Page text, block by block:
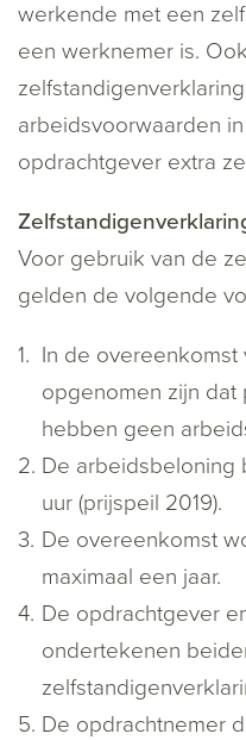
werkende met een
een werknemer is.
arbeidsvoorwaarden
opdrachtgever extra
Voor gebruik van de
gelden de volgende
In de overeenkomst
opgenomen zijn
hebben geen
De arbeidsbeloning
uur (prijspeil 2019).
De overeenkomst
maximaal een jaar.
De opdrachtgever
ondertekenen
De opdrachtnemer